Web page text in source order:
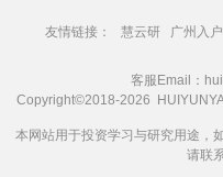
友情链接： 慧云研 广州入户
客服Email：
Copyright©2018-2026
本网站用于投资学习与研究用途，
请联